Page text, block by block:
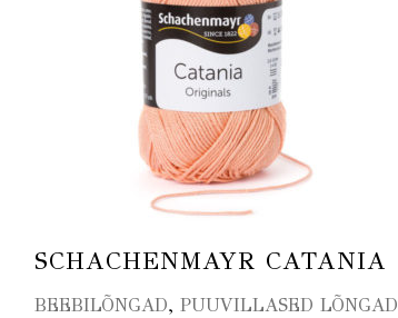
SCHACHENMAYR CATANIA
BEEBILÕNGAD, PUUVILLASED LÕNGAD